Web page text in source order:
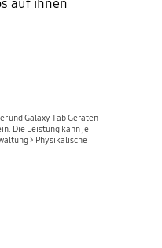
auf ihnen
und Galaxy Tab Geräten
Die Leistung kann je
> Physikalische